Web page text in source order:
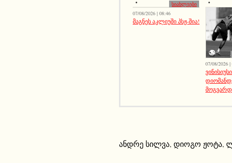
სიახლეები
07/08/2026 | 08:46
მაგნეს აკლიუში პსჟ-შია!
07/08/2026 |
ანდრე სილვა, დიოგო ჟოტა,